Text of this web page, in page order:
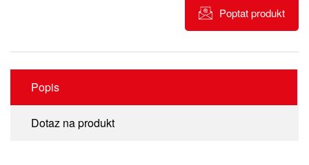
Poptat produkt
Popis
Dotaz na produkt